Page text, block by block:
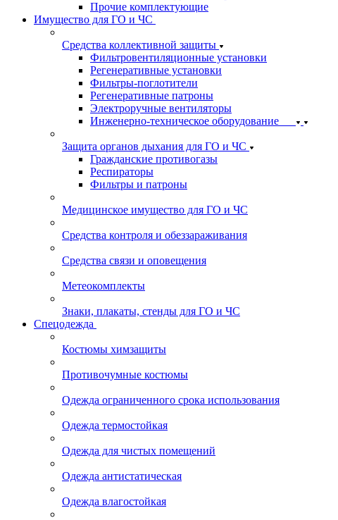
Прочие комплектующие
Имущество для ГО и ЧС
Средства коллективной защиты
Фильтровентиляционные установки
Регенеративные установки
Фильтры-поглотители
Регенеративные патроны
Электроручные вентиляторы
Инженерно-техническое оборудование
Защита органов дыхания для ГО и ЧС
Гражданские противогазы
Респираторы
Фильтры и патроны
Медицинское имущество для ГО и ЧС
Средства контроля и обеззараживания
Средства связи и оповещения
Метеокомплекты
Знаки, плакаты, стенды для ГО и ЧС
Спецодежда
Костюмы химзащиты
Противочумные костюмы
Одежда ограниченного срока использования
Одежда термостойкая
Одежда для чистых помещений
Одежда антистатическая
Одежда влагостойкая